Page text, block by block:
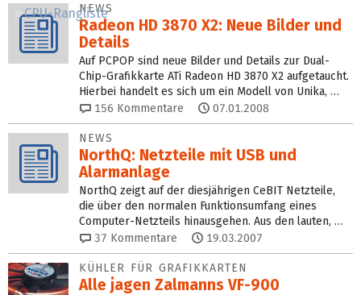
CPU-Rangliste
NEWS
Radeon HD 3870 X2: Neue Bilder und
Details
Auf PCPOP sind neue Bilder und Details zur Dual-
Chip-Grafikkarte ATi Radeon HD 3870 X2 aufgetaucht.
Hierbei handelt es sich um ein Modell von Unika, …
156 Kommentare 07.01.2008
NEWS
NorthQ: Netzteile mit USB und
Alarmanlage
NorthQ zeigt auf der diesjährigen CeBIT Netzteile,
die über den normalen Funktionsumfang eines
Computer-Netzteils hinausgehen. Aus den lauten, …
37 Kommentare 19.03.2007
KÜHLER FÜR GRAFIKKARTEN
Alle jagen Zalmanns VF-900